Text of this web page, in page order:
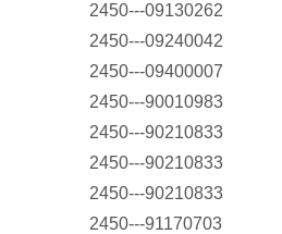
2450---09130262
2450---09240042
2450---09400007
2450---90010983
2450---90210833
2450---90210833
2450---90210833
2450---91170703